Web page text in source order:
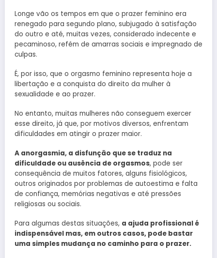
Longe vão os tempos em que o prazer feminino era
renegado para segundo plano, subjugado à satisfação
do outro e até, muitas vezes, considerado indecente e
pecaminoso, refém de amarras sociais e impregnado de
culpas.
É, por isso, que o orgasmo feminino representa hoje a
libertação e a conquista do direito da mulher à
sexualidade e ao prazer.
No entanto, muitas mulheres não conseguem exercer
esse direito, já que, por motivos diversos, enfrentam
dificuldades em atingir o prazer maior.
A anorgasmia, a disfunção que se traduz na
dificuldade ou ausência de orgasmos, pode ser
consequência de muitos fatores, alguns fisiológicos,
outros originados por problemas de autoestima e falta
de confiança, memórias negativas e até pressões
religiosas ou sociais.
Para algumas destas situações, a ajuda profissional é
indispensável mas, em outros casos, pode bastar
uma simples mudança no caminho para o prazer.